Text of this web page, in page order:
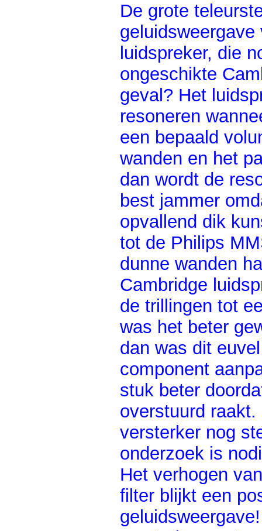
De grote
luidspreker, die
ongeschikte
geval? Het
resoneren
een bepaald
wanden en het
dan wordt de
best jammer
opvallend dik
tot de Philips
dunne wanden
Cambridge
de trillingen tot
was het beter
dan was dit
component
stuk beter
overstuurd
versterker nog
onderzoek is
Het verhogen
filter blijkt een